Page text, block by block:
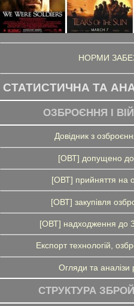
НОРМИ
СТАТИСТИЧНА ТА
ОЗБРОЄННЯ І
Довідник з
[ОВТ] допущено до
[ОВТ] прийняття на
[ОВТ] закупівля
[ОВТ] надходження до
Експорт технологій,
Огляди та аналізи
СТРУКТУРА